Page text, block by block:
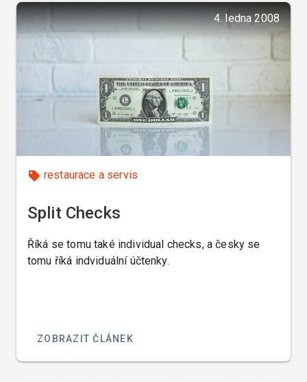
4. ledna 2008
restaurace a servis
Split Checks
Říká se tomu také individual checks, a česky se
tomu říká indviduální účtenky.
ZOBRAZIT ČLÁNEK